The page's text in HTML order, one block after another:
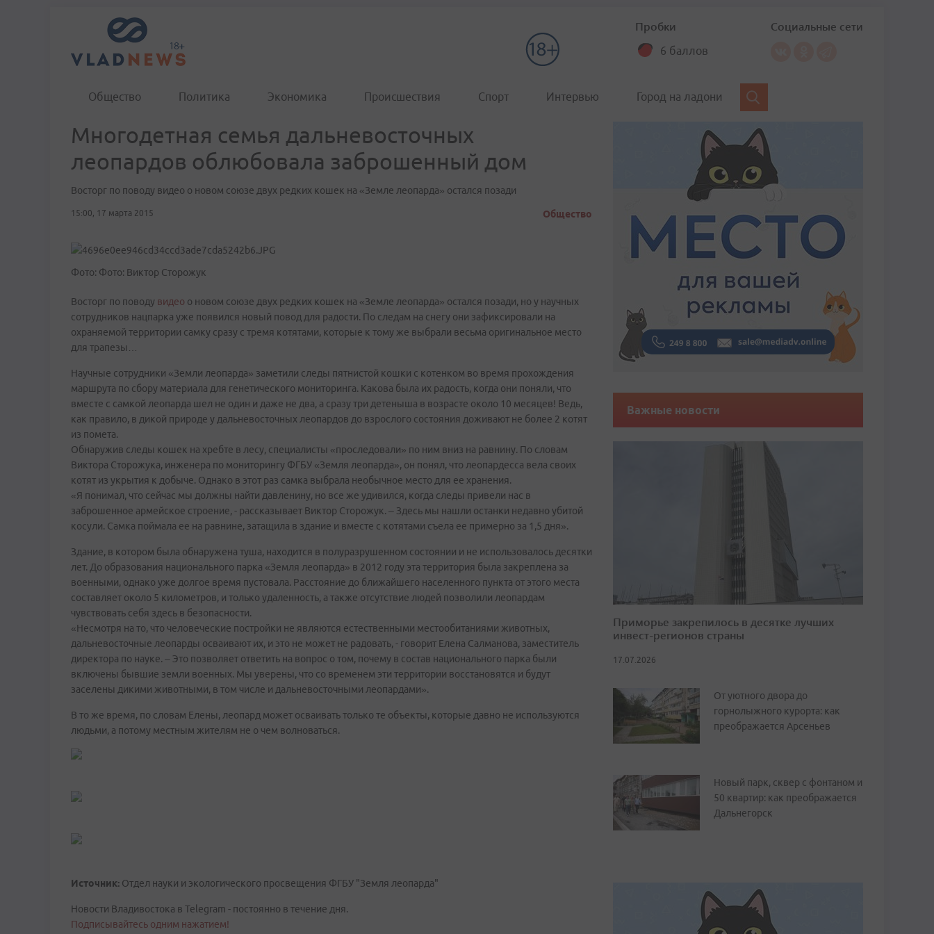
Пробки
6 баллов
Социальные сети
Общество Политика Экономика Происшествия Спорт Интервью Город на ладони
Многодетная семья дальневосточных
леопардов облюбовала заброшенный дом
Восторг по поводу видео о новом союзе двух редких кошек на «Земле леопарда» остался позади
15:00, 17 марта 2015 Общество
Фото: Фото: Виктор Сторожук
Восторг по поводу видео о новом союзе двух редких кошек на «Земле леопарда» остался позади, но у научных
сотрудников нацпарка уже появился новый повод для радости. По следам на снегу они зафиксировали на
охраняемой территории самку сразу с тремя котятами, которые к тому же выбрали весьма оригинальное место
для трапезы…
Научные сотрудники «Земли леопарда» заметили следы пятнистой кошки с котенком во время прохождения
маршрута по сбору материала для генетического мониторинга. Какова была их радость, когда они поняли, что
вместе с самкой леопарда шел не один и даже не два, а сразу три детеныша в возрасте около 10 месяцев! Ведь,
как правило, в дикой природе у дальневосточных леопардов до взрослого состояния доживают не более 2 котят
из помета.
Обнаружив следы кошек на хребте в лесу, специалисты «проследовали» по ним вниз на равнину. По словам
Виктора Сторожука, инженера по мониторингу ФГБУ «Земля леопарда», он понял, что леопардесса вела своих
котят из укрытия к добыче. Однако в этот раз самка выбрала необычное место для ее хранения.
«Я понимал, что сейчас мы должны найти давленину, но все же удивился, когда следы привели нас в
заброшенное армейское строение, - рассказывает Виктор Сторожук. – Здесь мы нашли останки недавно убитой
косули. Самка поймала ее на равнине, затащила в здание и вместе с котятами съела ее примерно за 1,5 дня».
Здание, в котором была обнаружена туша, находится в полуразрушенном состоянии и не использовалось десятки
лет. До образования национального парка «Земля леопарда» в 2012 году эта территория была закреплена за
военными, однако уже долгое время пустовала. Расстояние до ближайшего населенного пункта от этого места
составляет около 5 километров, и только удаленность, а также отсутствие людей позволили леопардам
чувствовать себя здесь в безопасности.
«Несмотря на то, что человеческие постройки не являются естественными местообитаниями животных,
дальневосточные леопарды осваивают их, и это не может не радовать, - говорит Елена Салманова, заместитель
директора по науке. – Это позволяет ответить на вопрос о том, почему в состав национального парка были
включены бывшие земли военных. Мы уверены, что со временем эти территории восстановятся и будут
заселены дикими животными, в том числе и дальневосточными леопардами».
В то же время, по словам Елены, леопард может осваивать только те объекты, которые давно не используются
людьми, а потому местным жителям не о чем волноваться.
Источник: Отдел науки и экологического просвещения ФГБУ "Земля леопарда"
Новости Владивостока в Telegram - постоянно в течение дня.
Подписывайтесь одним нажатием!
Важные новости
Приморье закрепилось в десятке лучших
инвест-регионов страны
17.07.2026
От уютного двора до
горнолыжного курорта: как
преображается Арсеньев
Новый парк, сквер с фонтаном и
50 квартир: как преображается
Дальнегорск